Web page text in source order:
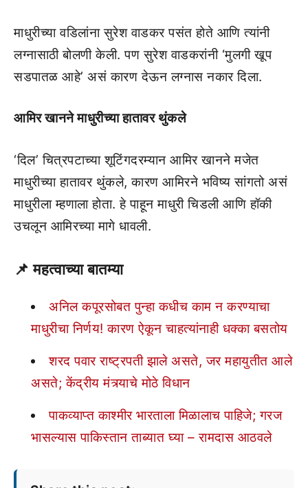
माधुरीच्या वडिलांना सुरेश वाडकर पसंत होते आणि त्यांनी
लग्नासाठी बोलणी केली. पण सुरेश वाडकरांनी ‘मुलगी खूप
सडपातळ आहे’ असं कारण देऊन लग्नास नकार दिला.
आमिर खानने माधुरीच्या हातावर थुंकले
‘दिल’ चित्रपटाच्या शूटिंगदरम्यान आमिर खानने मजेत
माधुरीच्या हातावर थुंकले, कारण आमिरने भविष्य सांगतो असं
माधुरीला म्हणाला होता. हे पाहून माधुरी चिडली आणि हॉकी
उचलून आमिरच्या मागे धावली.
📌 महत्वाच्या बातम्या
अनिल कपूरसोबत पुन्हा कधीच काम न करण्याचा
माधुरीचा निर्णय! कारण ऐकून चाहत्यांनाही धक्का बसतोय
शरद पवार राष्ट्रपती झाले असते, जर महायुतीत आले
असते; केंद्रीय मंत्र्याचे मोठे विधान
पाकव्याप्त काश्मीर भारताला मिळालाच पाहिजे; गरज
भासल्यास पाकिस्तान ताब्यात घ्या – रामदास आठवले